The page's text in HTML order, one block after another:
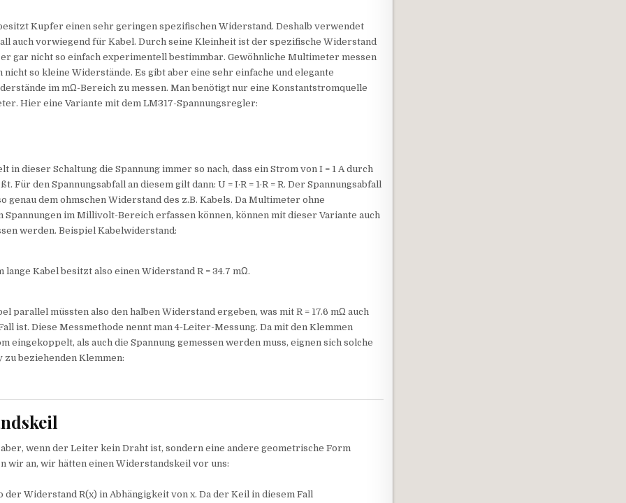
Kupfer einen sehr geringen spezifischen Widerstand. Deshalb verwendet
auch vorwiegend für Kabel. Durch seine Kleinheit ist der spezifische Widerstand
gar nicht so einfach experimentell bestimmbar. Gewöhnliche Multimeter messen
nicht so kleine Widerstände. Es gibt aber eine sehr einfache und elegante
im mΩ-Bereich zu messen. Man benötigt nur eine Konstantstromquelle
Hier eine Variante mit dem LM317-Spannungsregler:
in dieser Schaltung die Spannung immer so nach, dass ein Strom von I = 1 A durch
Für den Spannungsabfall an diesem gilt dann: U = I·R = 1·R = R. Der Spannungsabfall
genau dem ohmschen Widerstand des z.B. Kabels. Da Multimeter ohne
Spannungen im Millivolt-Bereich erfassen können, können mit dieser Variante auch
werden. Beispiel Kabelwiderstand:
lange Kabel besitzt also einen Widerstand R = 34.7 mΩ.
parallel müssten also den halben Widerstand ergeben, was mit R = 17.6 mΩ auch
ist. Diese Messmethode nennt man 4-Leiter-Messung. Da mit den Klemmen
eingekoppelt, als auch die Spannung gemessen werden muss, eignen sich solche
zu beziehenden Klemmen:
aber, wenn der Leiter kein Draht ist, sondern eine andere geometrische Form
wir an, wir hätten einen Widerstandskeil vor uns:
der Widerstand R(x) in Abhängigkeit von x. Da der Keil in diesem Fall